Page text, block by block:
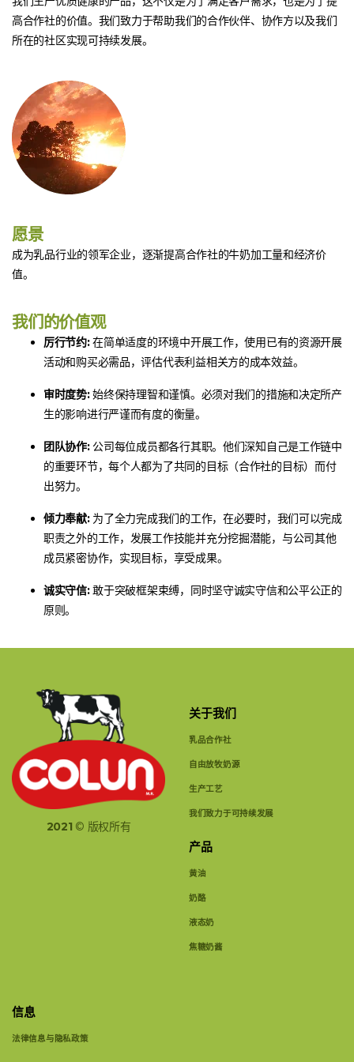
高合作社的价值。我们致力于帮助我们的合作伙伴、协作方以及我们
所在的社区实现可持续发展。
愿景
成为乳品行业的领军企业，逐渐提高合作社的牛奶加工量和经济价
值。
我们的价值观
厉行节约:在简单适度的环境中开展工作，使用已有的资源开展
活动和购买必需品，评估代表利益相关方的成本效益。
审时度势:始终保持理智和谨慎。必须对我们的措施和决定所产
生的影响进行严谨而有度的衡量。
团队协作:公司每位成员都各行其职。他们深知自己是工作链中
的重要环节，每个人都为了共同的目标（合作社的目标）而付
出努力。
倾力奉献:为了全力完成我们的工作，在必要时，我们可以完成
职责之外的工作，发展工作技能并充分挖掘潜能，与公司其他
成员紧密协作，实现目标，享受成果。
诚实守信:敢于突破框架束缚，同时坚守诚实守信和公平公正的
原则。
2021© 版权所有
关于我们
乳品合作社
自由放牧奶源
生产工艺
我们致力于可持续发展
产品
黄油
奶酪
液态奶
焦糖奶酱
信息
法律信息与隐私政策